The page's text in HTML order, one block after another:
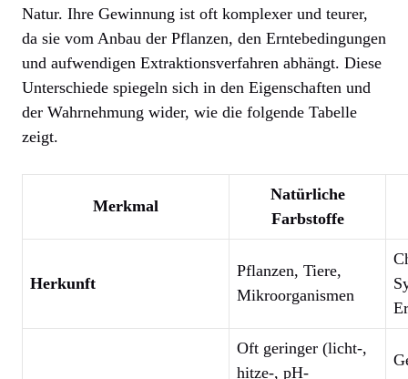
Natur. Ihre Gewinnung ist oft komplexer und teurer,
da sie vom Anbau der Pflanzen, den Erntebedingungen
und aufwendigen Extraktionsverfahren abhängt. Diese
Unterschiede spiegeln sich in den Eigenschaften und
der Wahrnehmung wider, wie die folgende Tabelle
zeigt.
Merkmal
Natürliche
Farbstoffe
Herkunft
Pflanzen, Tiere,
Mikroorganismen
Oft geringer (licht-,
hitze-, pH-